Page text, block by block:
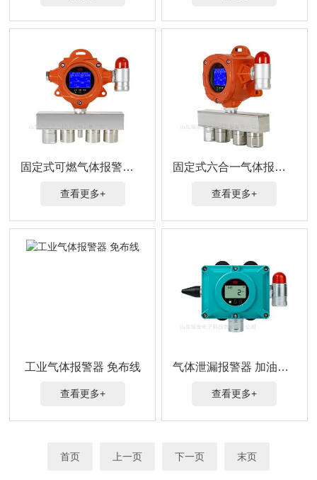
固定式可燃气体报警器 多气体检测
查看更多+
固定式六合一气体报警器 瑶安工业检测
查看更多+
工业气体报警器 免布线
查看更多+
气体泄漏报警器 加油站用
查看更多+
首页 上一页 下一页 末页